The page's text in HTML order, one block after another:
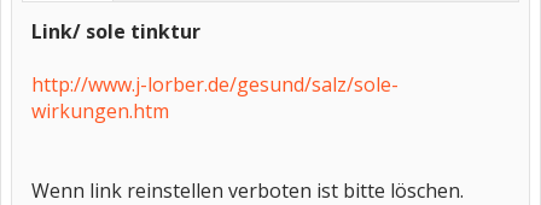
Link/ sole tinktur
http://www.j-lorber.de/gesund/salz/sole-
wirkungen.htm
Wenn link reinstellen verboten ist bitte löschen.